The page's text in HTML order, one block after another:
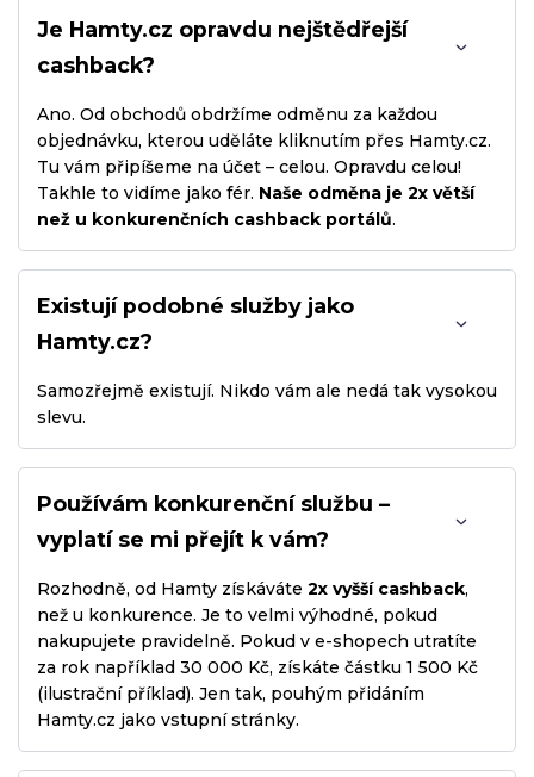
Je Hamty.cz opravdu nejštědřejší
cashback?
Ano. Od obchodů obdržíme odměnu za každou
objednávku, kterou uděláte kliknutím přes Hamty.cz.
Tu vám připíšeme na účet – celou. Opravdu celou!
Takhle to vidíme jako fér. Naše odměna je 2x větší
než u konkurenčních cashback portálů.
Existují podobné služby jako
Hamty.cz?
Samozřejmě existují. Nikdo vám ale nedá tak vysokou
slevu.
Používám konkurenční službu –
vyplatí se mi přejít k vám?
Rozhodně, od Hamty získáváte 2x vyšší cashback,
než u konkurence. Je to velmi výhodné, pokud
nakupujete pravidelně. Pokud v e-shopech utratíte
za rok například 30 000 Kč, získáte částku 1 500 Kč
(ilustrační příklad). Jen tak, pouhým přidáním
Hamty.cz jako vstupní stránky.